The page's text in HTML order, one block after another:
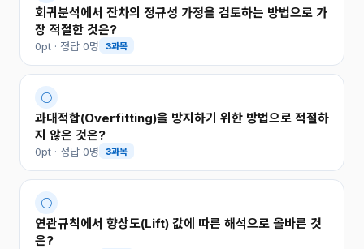
회귀분석에서 잔차의 정규성 가정을 검토하는 방법으로 가
장 적절한 것은?
0pt · 정답 0명 3과목
○
과대적합(Overfitting)을 방지하기 위한 방법으로 적절하
지 않은 것은?
0pt · 정답 0명 3과목
○
연관규칙에서 향상도(Lift) 값에 따른 해석으로 올바른 것
은?